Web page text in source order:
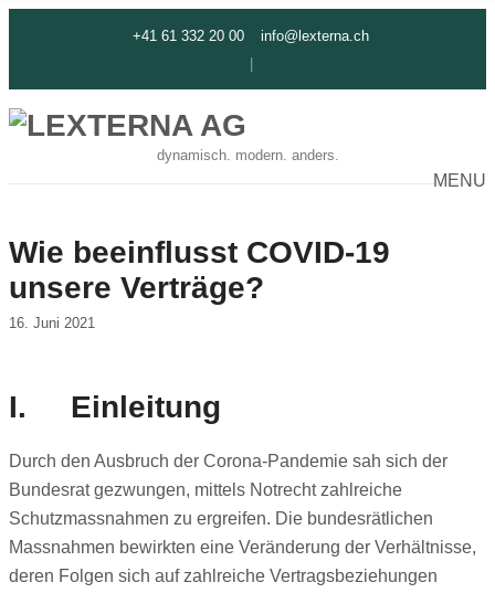
+41 61 332 20 00 info@lexterna.ch
O
R
dynamisch. modern. anders.
MENU
Wie beeinflusst COVID-19
unsere Verträge?
16. Juni 2021
I. Einleitung
Durch den Ausbruch der Corona-Pandemie sah sich der
Bundesrat gezwungen, mittels Notrecht zahlreiche
Schutzmassnahmen zu ergreifen. Die bundesrätlichen
Massnahmen bewirkten eine Veränderung der Verhältnisse,
deren Folgen sich auf zahlreiche Vertragsbeziehungen